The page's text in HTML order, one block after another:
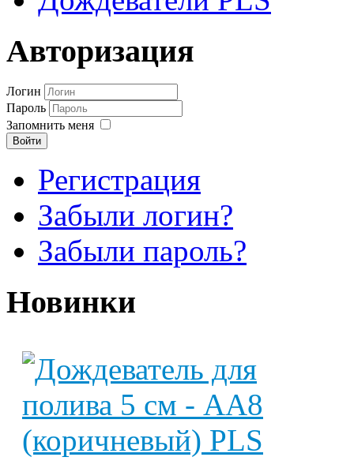
Авторизация
Логин
Пароль
Запомнить меня
Войти
Регистрация
Забыли логин?
Забыли пароль?
Новинки